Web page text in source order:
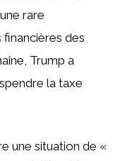
rare
des
Trump a
la taxe
une situation de «